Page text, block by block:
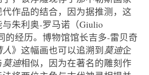
作品的结合，因为据推测，这
朱利奥-罗马诺（Giulio
的经历。博物馆馆长吉多-雷贝奇
》这幅画也可以追溯到莫迪企
莫迪相似，因为在著名的雕刻作